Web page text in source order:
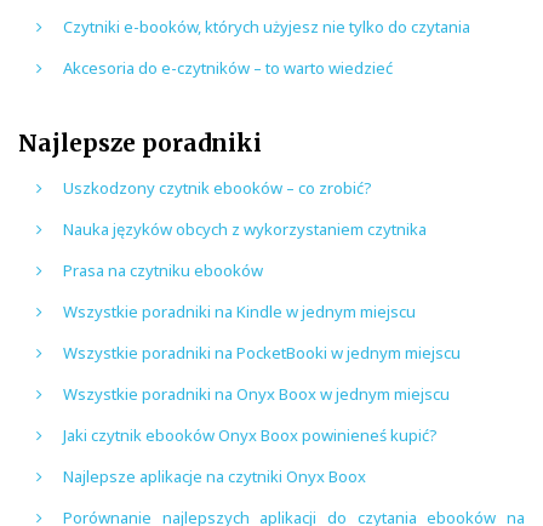
Czytniki e-booków, których użyjesz nie tylko do czytania
Akcesoria do e-czytników – to warto wiedzieć
Najlepsze poradniki
Uszkodzony czytnik ebooków – co zrobić?
Nauka języków obcych z wykorzystaniem czytnika
Prasa na czytniku ebooków
Wszystkie poradniki na Kindle w jednym miejscu
Wszystkie poradniki na PocketBooki w jednym miejscu
Wszystkie poradniki na Onyx Boox w jednym miejscu
Jaki czytnik ebooków Onyx Boox powinieneś kupić?
Najlepsze aplikacje na czytniki Onyx Boox
Porównanie najlepszych aplikacji do czytania ebooków na